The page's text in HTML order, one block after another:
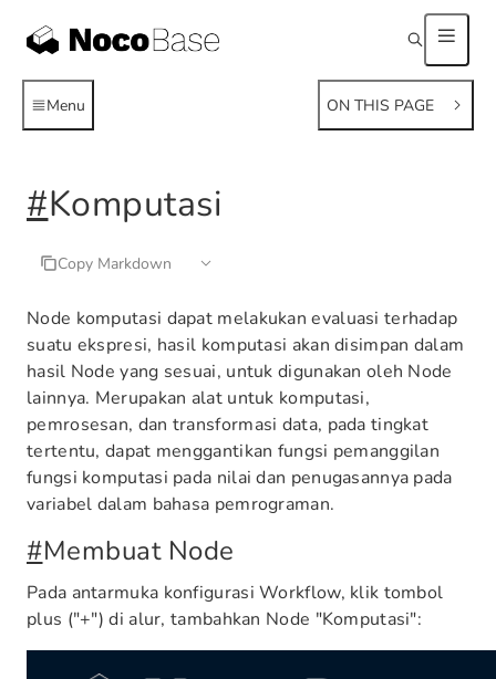
Menu ON THIS PAGE
#Komputasi
Copy Markdown
Node komputasi dapat melakukan evaluasi terhadap
suatu ekspresi, hasil komputasi akan disimpan dalam
hasil Node yang sesuai, untuk digunakan oleh Node
lainnya. Merupakan alat untuk komputasi,
pemrosesan, dan transformasi data, pada tingkat
tertentu, dapat menggantikan fungsi pemanggilan
fungsi komputasi pada nilai dan penugasannya pada
variabel dalam bahasa pemrograman.
#Membuat Node
Pada antarmuka konfigurasi Workflow, klik tombol
plus ("+") di alur, tambahkan Node "Komputasi":